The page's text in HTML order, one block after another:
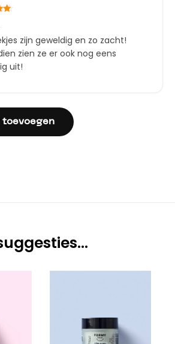
zijn geweldig en zo zacht!
zien ze er ook nog eens
uit!